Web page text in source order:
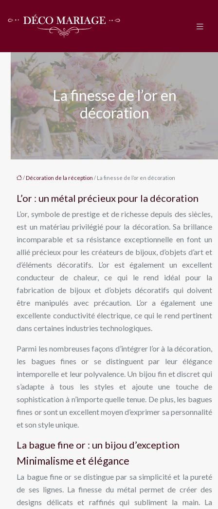
La finesse de l’or en
décoration
/Décoration de la réception / La finesse de l’or en décoration
L’or : un métal précieux pour la décoration
L’or, symbole de prestige et de richesse depuis des siècles,
est un matériau privilégié pour la décoration. Sa brillance
incomparable et sa résistance exceptionnelle en font un
allié précieux pour les créateurs de bijoux, d’objets d’art et
d’éléments décoratifs. L’or est également un excellent
conducteur de chaleur, ce qui le rend idéal pour la
fabrication de bijoux et d’objets décoratifs qui doivent
être manipulés avec précaution. L’or a également une
excellente conductivité électrique, ce qui le rend pertinent
dans certaines industries technologiques.
Parmi les nombreuses façons d’intégrer l’or à la décoration,
les bagues fines or se distinguent par leur élégance
intemporelle et leur polyvalence. Un bijou fin et discret qui
s’adapte à tous les styles et ajoute une touche de
sophistication à n’importe quelle tenue. De plus, les bagues
fines or sont un excellent moyen d’exprimer sa personnalité
et son style unique.
La bague fine or : un bijou d’exception
Minimalisme et élégance
La bague fine or se distingue par sa simplicité et la pureté
de ses lignes. La finesse du métal permet de créer des
designs délicats et raffinés qui subliment la main. La